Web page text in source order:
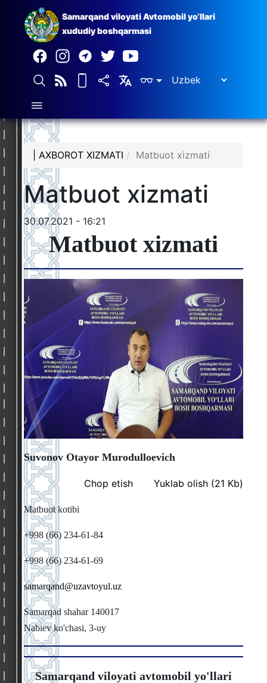
Samarqand viloyati Avtomobil yo‘llari
xududiy boshqarmasi
| AXBOROT XIZMATI Matbuot xizmati
Matbuot xizmati
30.07.2021 - 16:21
Matbuot xizmati
Suvonov Otayor Murodulloevich
Chop etish Yuklab olish (21 Kb)
Matbuot kotibi
+998 (66) 234-61-84
+998 (66) 234-61-69
samarqand@uzavtoyul.uz
Samarqad shahar 140017
Nabiev ko'chasi, 3-uy
Samarqand viloyati avtomobil yo'llari